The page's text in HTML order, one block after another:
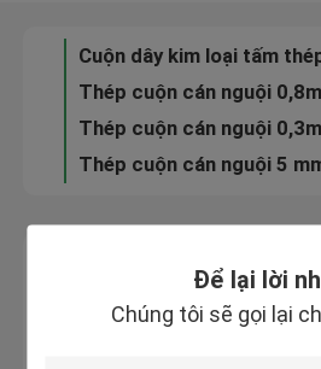
Để lại lời
Chúng tôi sẽ gọi lại
Kiểm soát chất lượng
Liên hệ chúng tôi
cuộn dây thép không gỉ
Để lại lời
Chúng tôi sẽ gọi lại